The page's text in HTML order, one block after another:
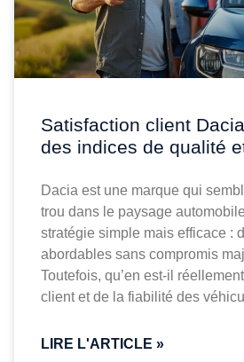
Satisfaction client
des indices de qualité
Dacia est une marque qui
trou dans le paysage
stratégie simple mais efficace :
abordables sans compromis
Toutefois, qu’en est-il
client et de la fiabilité des
LIRE L'ARTICLE »